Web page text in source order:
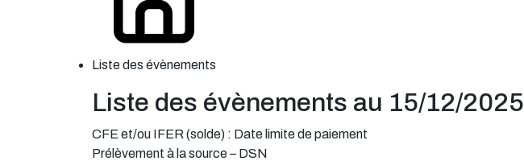
Liste des évènements
Liste des évènements au 15/12/2025
CFE et/ou IFER (solde) : Date limite de paiement
Prélèvement à la source – DSN